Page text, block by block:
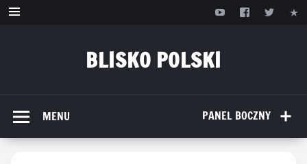
Przejdź
BLISKO POLSKI
PANEL BOCZNY
MENU